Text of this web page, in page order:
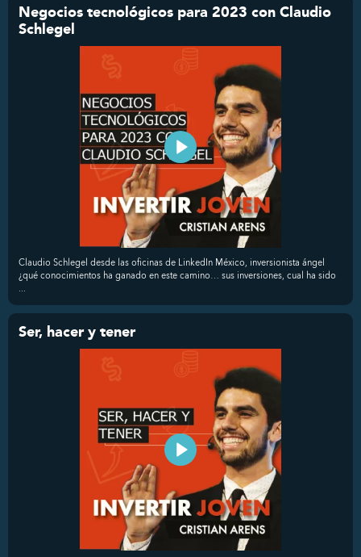
Negocios tecnológicos para 2023 con Claudio
Schlegel
Claudio Schlegel desde las oficinas de LinkedIn México, inversionista ángel
¿qué conocimientos ha ganado en este camino… sus inversiones, cual ha sido
...
Ser, hacer y tener